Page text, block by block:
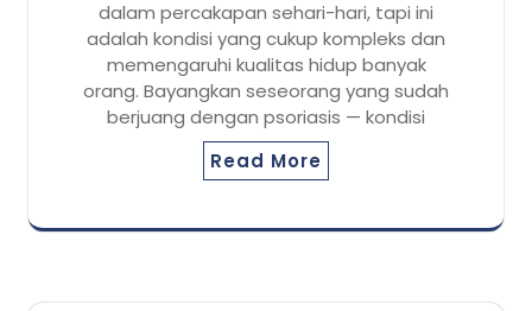
dalam percakapan sehari-hari, tapi ini
adalah kondisi yang cukup kompleks dan
memengaruhi kualitas hidup banyak
orang. Bayangkan seseorang yang sudah
berjuang dengan psoriasis — kondisi
Read More